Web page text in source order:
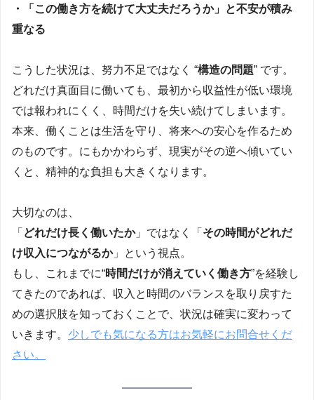
・「この働き方を続けて大丈夫だろうか」と不安が積み
重なる
こうした状況は、努力不足ではなく “構造の問題” です。
どれだけ真面目に働いても、最初から収益性が低い環境
では報われにくく、時間だけを失い続けてしまいます。
本来、働くことは生活を守り、将来への安心を作るため
のものです。にもかかわらず、現実がその逆へ傾いてい
くと、精神的な負担も大きくなります。
大切なのは、
「 どれだけ長く働いたか」ではなく「 その時間がどれだ
け収入につながるか」という視点。
もし、これまでに“時間だけが消えていく働き方”を経験し
てきたのであれば、収入と時間のバランスを取り戻すた
めの選択肢を知っておくことで、状況は確実に変わって
いきます。 少しでも気になる方はお気軽にお問合せくだ
さい。